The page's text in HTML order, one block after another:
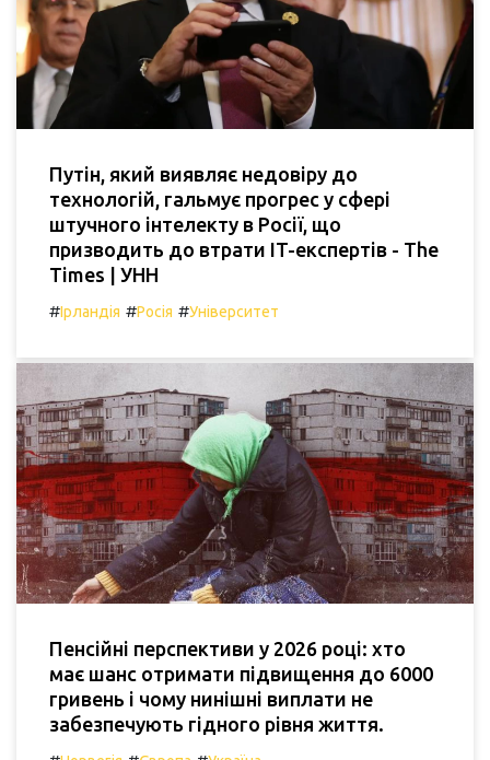
Путін, який виявляє недовіру до
технологій, гальмує прогрес у сфері
штучного інтелекту в Росії, що
призводить до втрати IT-експертів - The
Times | УНН
#Ірландія #Росія #Університет
Пенсійні перспективи у 2026 році: хто
має шанс отримати підвищення до 6000
гривень і чому нинішні виплати не
забезпечують гідного рівня життя.